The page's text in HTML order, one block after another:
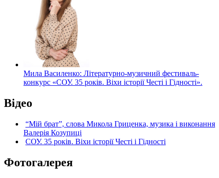
Мила Василенко: Літературно-музичний фестиваль-
конкурс «СОУ. 35 років. Віхи історії Честі і Гідності».
Відео
“Мій брат”, слова Микола Гриценка, музика і виконання
Валерія Козупиці
СОУ. 35 років. Віхи історії Честі і Гідності
Фотогалерея